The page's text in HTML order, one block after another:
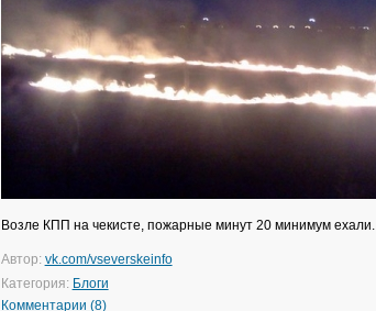
Возле КПП на чекисте, пожарные минут 20 минимум ехали.
Автор: vk.com/vseverskeinfo
Категория: Блоги
Комментарии (8)